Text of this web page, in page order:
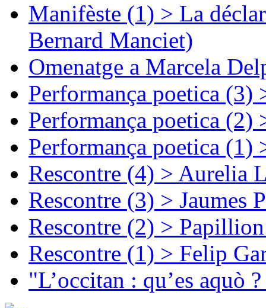
Manifèste (1) > La
Bernard Manciet)
Omenatge a Marcela
Performança poetica (3)
Performança poetica (2)
Performança poetica (1)
Rescontre (4) > Aurelia
Rescontre (3) > Jaumes
Rescontre (2) >
Rescontre (1) > Felip
"L’occitan : qu’es aquò